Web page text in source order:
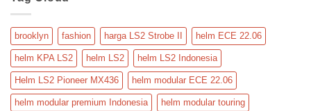
brooklyn fashion harga LS2 Strobe II helm ECE 22.06
helm KPA LS2 helm LS2 helm LS2 Indonesia
Helm LS2 Pioneer MX436 helm modular ECE 22.06
helm modular premium Indonesia helm modular touring